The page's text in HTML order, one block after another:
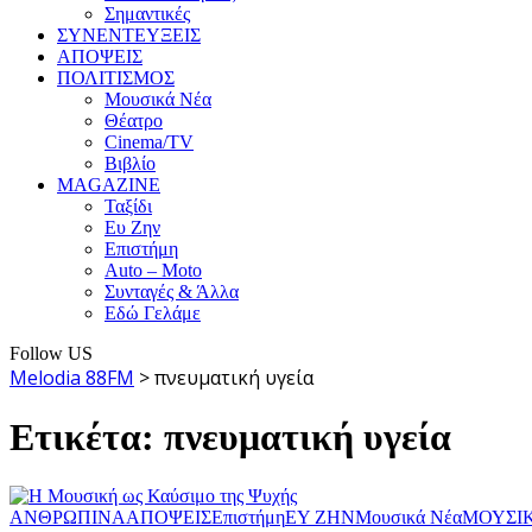
Σημαντικές
ΣΥΝΕΝΤΕΥΞΕΙΣ
ΑΠΟΨΕΙΣ
ΠΟΛΙΤΙΣΜΟΣ
Μουσικά Νέα
Θέατρο
Cinema/TV
Βιβλίο
MAGAZINE
Ταξίδι
Ευ Ζην
Επιστήμη
Auto – Moto
Συνταγές & Άλλα
Εδώ Γελάμε
Follow US
Melodia 88FM >πνευματική υγεία
Ετικέτα: πνευματική υγεία
ΑΝΘΡΩΠΙΝΑΑΠΟΨΕΙΣΕπιστήμηΕΥ ΖΗΝΜουσικά Νέα